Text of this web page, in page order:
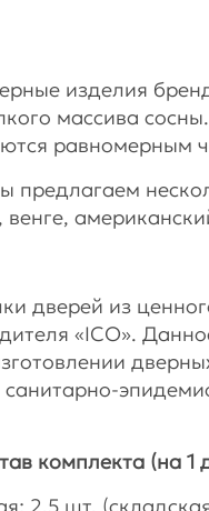
изделия
массива
предлагаем
венге,
дверей из
«ICO».
санитарно-
комплекта (на 1